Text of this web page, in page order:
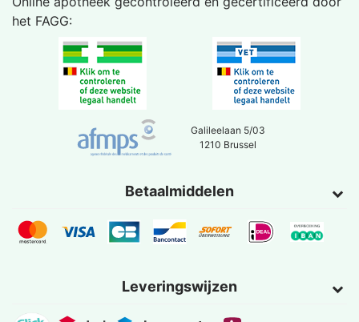
het FAGG:
Galileelaan 5/03
1210 Brussel
Betaalmiddelen
Leveringswijzen